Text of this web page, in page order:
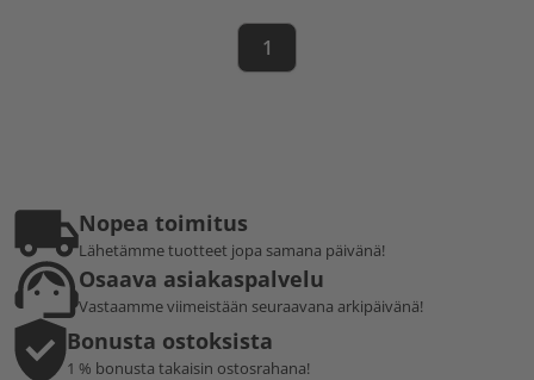
1
Nopea toimitus
Lähetämme tuotteet jopa samana päivänä!
Osaava asiakaspalvelu
Vastaamme viimeistään seuraavana arkipäivänä!
Bonusta ostoksista
1 % bonusta takaisin ostosrahana!